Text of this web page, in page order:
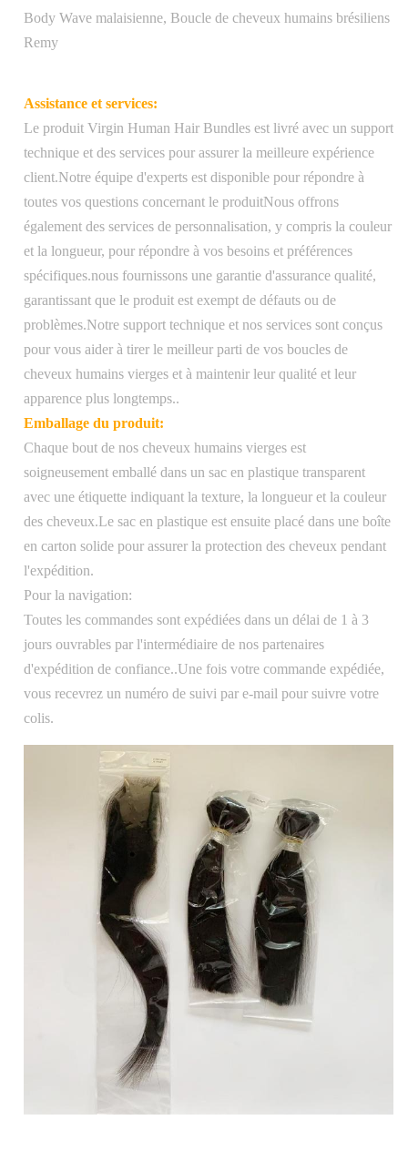
du produit:
cheveux, placé dans une boîte noire élégante
transport:
Poids: 100 grammes
Pour la
navigation:
Livraison gratuite aux États-Unis,
commandes traitées dans un délai de 1 à 2
jours ouvrables et expédiées par courrier
prioritaire USPS, livraison internationale
disponible moyennant des frais
supplémentaires
Body Wave malaisienne, Boucle de cheveux humains brésiliens
Remy
Assistance et services:
Le produit Virgin Human Hair Bundles est livré avec un support
technique et des services pour assurer la meilleure expérience
client.Notre équipe d'experts est disponible pour répondre à
toutes vos questions concernant le produitNous offrons
également des services de personnalisation, y compris la couleur
et la longueur, pour répondre à vos besoins et préférences
spécifiques.nous fournissons une garantie d'assurance qualité,
garantissant que le produit est exempt de défauts ou de
problèmes.Notre support technique et nos services sont conçus
pour vous aider à tirer le meilleur parti de vos boucles de
cheveux humains vierges et à maintenir leur qualité et leur
apparence plus longtemps..
Emballage du produit:
Chaque bout de nos cheveux humains vierges est
soigneusement emballé dans un sac en plastique transparent
avec une étiquette indiquant la texture, la longueur et la couleur
des cheveux.Le sac en plastique est ensuite placé dans une boîte
en carton solide pour assurer la protection des cheveux pendant
l'expédition.
Pour la navigation:
Toutes les commandes sont expédiées dans un délai de 1 à 3
jours ouvrables par l'intermédiaire de nos partenaires
d'expédition de confiance..Une fois votre commande expédiée,
vous recevrez un numéro de suivi par e-mail pour suivre votre
colis.